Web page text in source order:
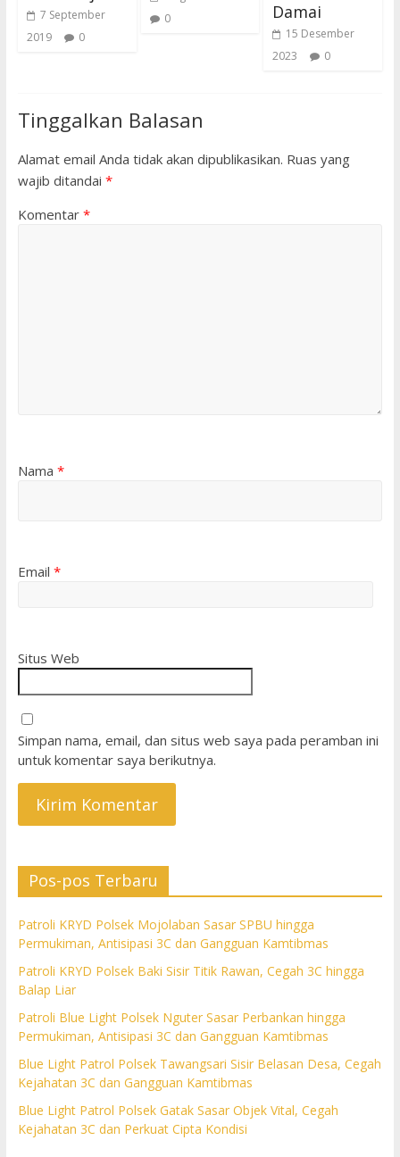
7 September
2019
0
0
Damai
15 Desember
2023
0
Tinggalkan Balasan
Alamat email Anda tidak akan dipublikasikan. Ruas yang
wajib ditandai *
Komentar *
Nama *
Email *
Situs Web
Simpan nama, email, dan situs web saya pada peramban ini
untuk komentar saya berikutnya.
Pos-pos Terbaru
Patroli KRYD Polsek Mojolaban Sasar SPBU hingga
Permukiman, Antisipasi 3C dan Gangguan Kamtibmas
Patroli KRYD Polsek Baki Sisir Titik Rawan, Cegah 3C hingga
Balap Liar
Patroli Blue Light Polsek Nguter Sasar Perbankan hingga
Permukiman, Antisipasi 3C dan Gangguan Kamtibmas
Blue Light Patrol Polsek Tawangsari Sisir Belasan Desa, Cegah
Kejahatan 3C dan Gangguan Kamtibmas
Blue Light Patrol Polsek Gatak Sasar Objek Vital, Cegah
Kejahatan 3C dan Perkuat Cipta Kondisi